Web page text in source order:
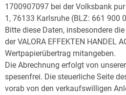
1700907097 bei der Volksbank
1, 76133 Karlsruhe (BLZ: 661 900
Bitte diese Daten, insbesondere
der VALORA EFFEKTEN HANDEL
Wertpapierübertrag mitangeben.
Die Abrechnung erfolgt von
spesenfrei. Die steuerliche Seite
vorab von den verkaufswilligen